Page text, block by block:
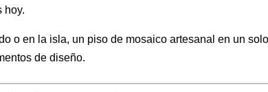
hoy.
o en la isla, un piso de mosaico artesanal en un
de diseño.